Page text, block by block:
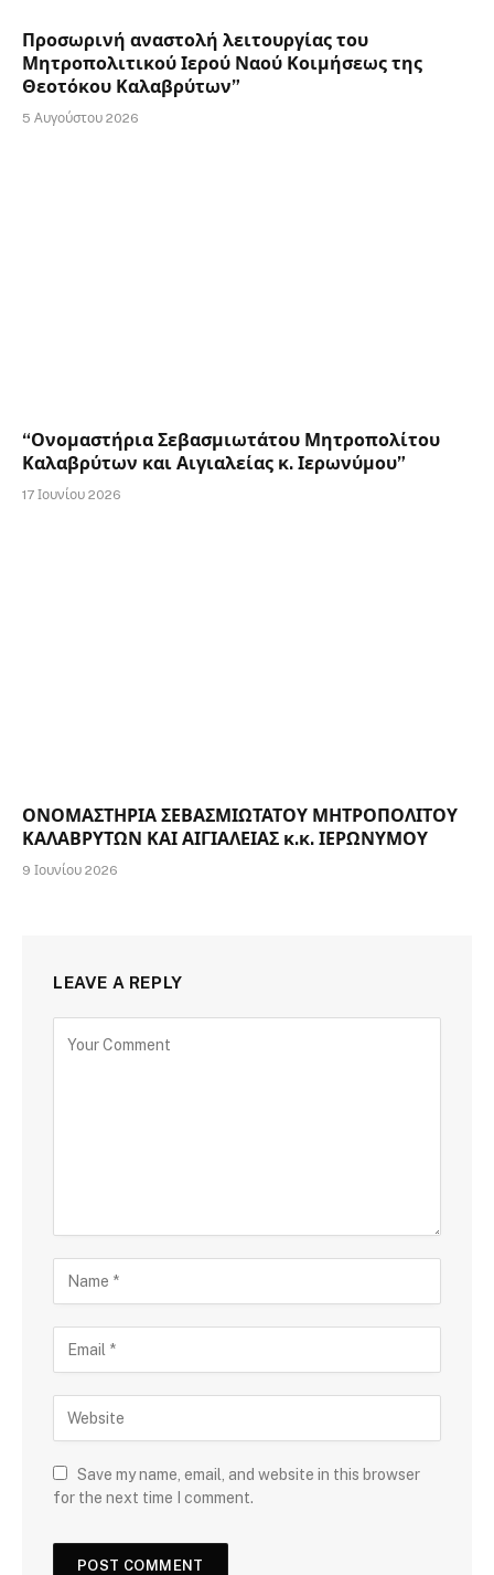
Προσωρινή αναστολή λειτουργίας του
Μητροπολιτικού Ιερού Ναού Κοιμήσεως της
Θεοτόκου Καλαβρύτων”
5 Αυγούστου 2026
“Ονομαστήρια Σεβασμιωτάτου Μητροπολίτου
Καλαβρύτων και Αιγιαλείας κ. Ιερωνύμου”
17 Ιουνίου 2026
ΟΝΟΜΑΣΤΗΡΙΑ ΣΕΒΑΣΜΙΩΤΑΤΟΥ ΜΗΤΡΟΠΟΛΙΤΟΥ
ΚΑΛΑΒΡΥΤΩΝ ΚΑΙ ΑΙΓΙΑΛΕΙΑΣ κ.κ. ΙΕΡΩΝΥΜΟΥ
9 Ιουνίου 2026
LEAVE A REPLY
Save my name, email, and website in this browser
for the next time I comment.